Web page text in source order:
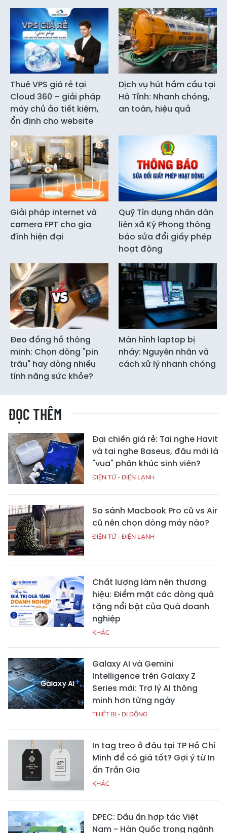
Thuê VPS giá rẻ tại
Cloud 360 – giải pháp
máy chủ ảo tiết kiệm,
ổn định cho website
Dịch vụ hút hầm cầu tại
Hà Tĩnh: Nhanh chóng,
an toàn, hiệu quả
Giải pháp internet và
camera FPT cho gia
đình hiện đại
Quỹ Tín dụng nhân dân
liên xã Kỳ Phong thông
báo sửa đổi giấy phép
hoạt động
Đeo đồng hồ thông
minh: Chọn dòng "pin
trâu" hay dòng nhiều
tính năng sức khỏe?
Màn hình laptop bị
nháy: Nguyên nhân và
cách xử lý nhanh chóng
ĐỌC THÊM
Đại chiến giá rẻ: Tai nghe Havit
và tai nghe Baseus, đâu mới là
"vua" phân khúc sinh viên?
ĐIỆN TỬ - ĐIỆN LẠNH
So sánh Macbook Pro cũ vs Air
cũ nên chọn dòng máy nào?
ĐIỆN TỬ - ĐIỆN LẠNH
Chất lượng làm nên thương
hiệu: Điểm mặt các dòng quà
tặng nổi bật của Quà doanh
nghiệp
KHÁC
Galaxy AI và Gemini
Intelligence trên Galaxy Z
Series mới: Trợ lý AI thông
minh hơn từng ngày
THIẾT BỊ - DI ĐỘNG
In tag treo ở đâu tại TP Hồ Chí
Minh để có giá tốt? Gợi ý từ In
ấn Trần Gia
KHÁC
DPEC: Dấu ấn hợp tác Việt
Nam - Hàn Quốc trong ngành